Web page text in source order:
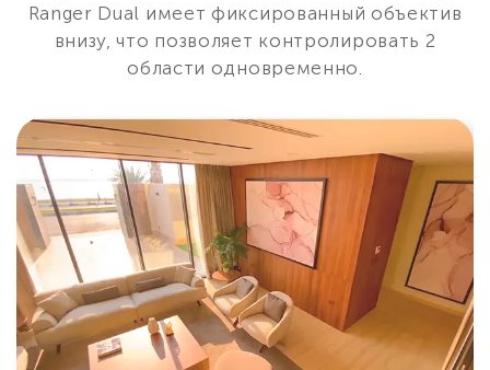
Ranger Dual имеет фиксированный объектив
внизу, что позволяет контролировать 2
области одновременно.